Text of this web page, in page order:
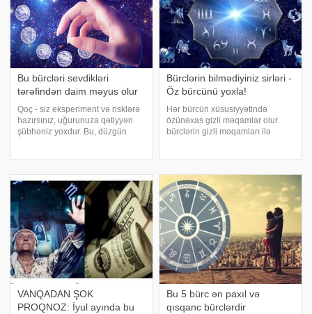
Bu bürcləri sevdikləri
tərəfindən daim məyus olur
Qoç - siz eksperiment və risklərə
hazırsınız, uğurunuza qətiyyən
şübhəniz yoxdur. Bu, düzgün
şey var: yaxınınızla heç cür dil tap
Bürclərin bilmədiyiniz sirləri -
Öz bürcünü yoxla!
Hər bürcün xüsusiyyətində
özünəxas gizli məqamlar olur.
bürclərin gizli məqamları ilə
ətrafdakıları asanlıqla özlərinə
cəlb ed
VANQADAN ŞOK
PROQNOZ: İyul ayında bu
Bu 5 bürc ən paxıl və
qısqanc bürclərdir